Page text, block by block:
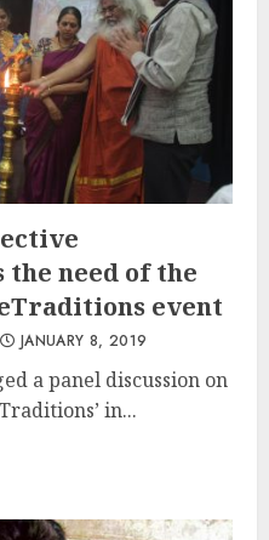
need of the
event
JANUARY 8, 2019
a panel discussion on
in...